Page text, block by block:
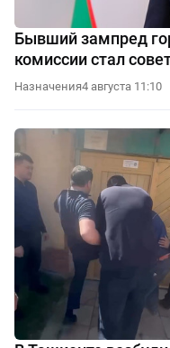
Бывший зампред
комиссии стал
Назначения4 августа 11:10